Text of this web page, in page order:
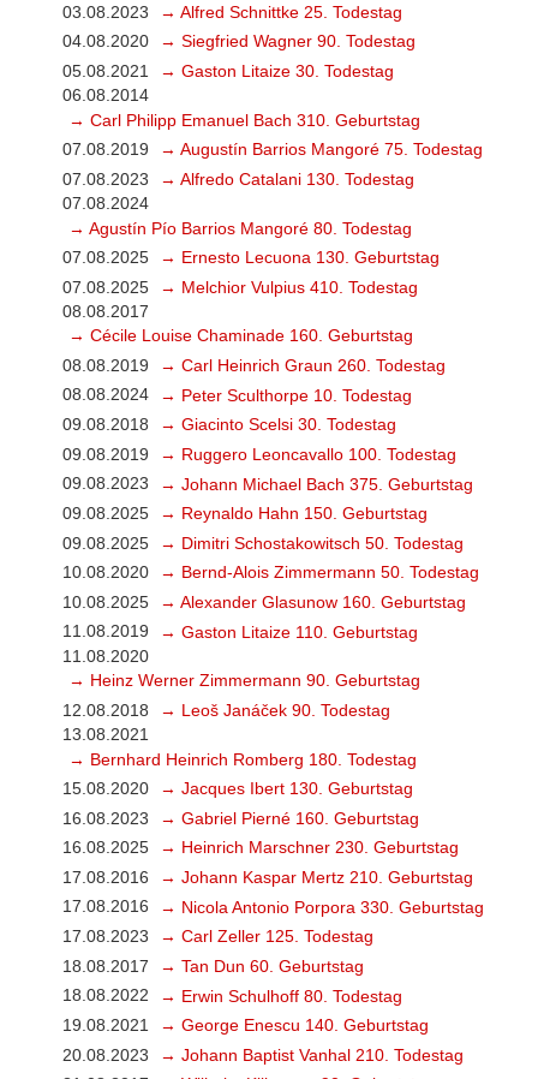
03.08.2023
→ Alfred Schnittke 25. Todestag
04.08.2020
→ Siegfried Wagner 90. Todestag
05.08.2021
→ Gaston Litaize 30. Todestag
06.08.2014
→ Carl Philipp Emanuel Bach 310. Geburtstag
07.08.2019
→ Augustín Barrios Mangoré 75. Todestag
07.08.2023
→ Alfredo Catalani 130. Todestag
07.08.2024
→ Agustín Pío Barrios Mangoré 80. Todestag
07.08.2025
→ Ernesto Lecuona 130. Geburtstag
07.08.2025
→ Melchior Vulpius 410. Todestag
08.08.2017
→ Cécile Louise Chaminade 160. Geburtstag
08.08.2019
→ Carl Heinrich Graun 260. Todestag
08.08.2024
→ Peter Sculthorpe 10. Todestag
09.08.2018
→ Giacinto Scelsi 30. Todestag
09.08.2019
→ Ruggero Leoncavallo 100. Todestag
09.08.2023
→ Johann Michael Bach 375. Geburtstag
09.08.2025
→ Reynaldo Hahn 150. Geburtstag
09.08.2025
→ Dimitri Schostakowitsch 50. Todestag
10.08.2020
→ Bernd-Alois Zimmermann 50. Todestag
10.08.2025
→ Alexander Glasunow 160. Geburtstag
11.08.2019
→ Gaston Litaize 110. Geburtstag
11.08.2020
→ Heinz Werner Zimmermann 90. Geburtstag
12.08.2018
→ Leoš Janáček 90. Todestag
13.08.2021
→ Bernhard Heinrich Romberg 180. Todestag
15.08.2020
→ Jacques Ibert 130. Geburtstag
16.08.2023
→ Gabriel Pierné 160. Geburtstag
16.08.2025
→ Heinrich Marschner 230. Geburtstag
17.08.2016
→ Johann Kaspar Mertz 210. Geburtstag
17.08.2016
→ Nicola Antonio Porpora 330. Geburtstag
17.08.2023
→ Carl Zeller 125. Todestag
18.08.2017
→ Tan Dun 60. Geburtstag
18.08.2022
→ Erwin Schulhoff 80. Todestag
19.08.2021
→ George Enescu 140. Geburtstag
20.08.2023
→ Johann Baptist Vanhal 210. Todestag